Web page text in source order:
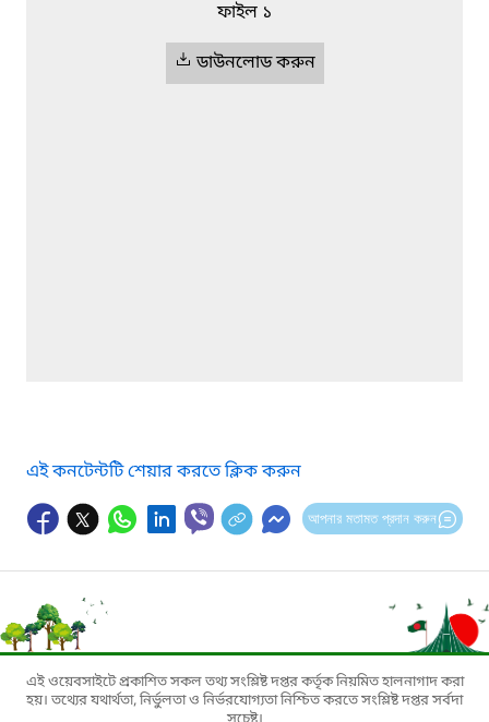
ফাইল ১
ডাউনলোড করুন
এই কনটেন্টটি শেয়ার করতে ক্লিক করুন
আপনার মতামত প্রদান করুন
এই ওয়েবসাইটে প্রকাশিত সকল তথ্য সংশ্লিষ্ট দপ্তর কর্তৃক নিয়মিত হালনাগাদ করা
হয়। তথ্যের যথার্থতা, নির্ভুলতা ও নির্ভরযোগ্যতা নিশ্চিত করতে সংশ্লিষ্ট দপ্তর সর্বদা